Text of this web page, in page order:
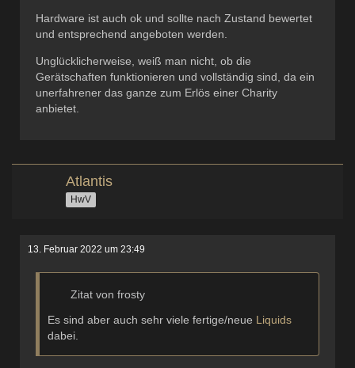
Hardware ist auch ok und sollte nach Zustand bewertet
und entsprechend angeboten werden.
Unglücklicherweise, weiß man nicht, ob die
Gerätschaften funktionieren und vollständig sind, da ein
unerfahrener das ganze zum Erlös einer Charity
anbietet.
Atlantis
HwV
13. Februar 2022 um 23:49
Zitat von frosty
Es sind aber auch sehr viele fertige/neue Liquids
dabei.